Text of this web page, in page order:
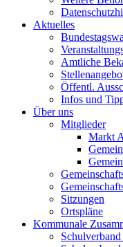
Aktuelles
Amtliche
Öffentl.
Infos und
Über uns
Mitglieder
Markt
Sitzungen
Ortspläne
Kommunale